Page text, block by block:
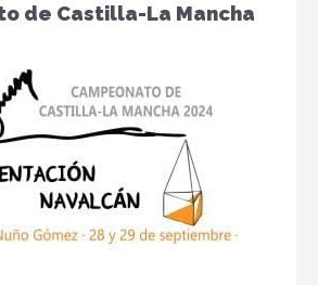
de Castilla-La Mancha